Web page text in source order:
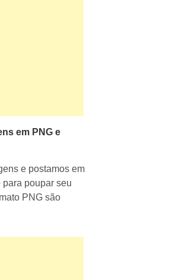
em PNG e
e postamos em
poupar seu
PNG são